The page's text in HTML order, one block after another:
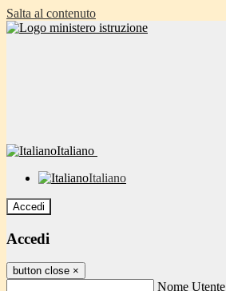
Salta al contenuto
Italiano
Italiano
Accedi
Accedi
button close ×
Nome Utente